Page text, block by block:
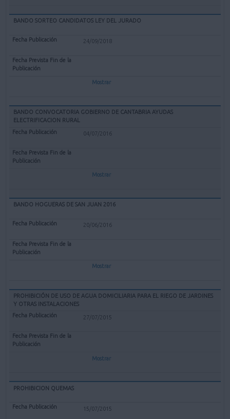
BANDO SORTEO CANDIDATOS LEY DEL JURADO
24/09/2018
Mostrar
BANDO CONVOCATORIA GOBIERNO DE CANTABRIA AYUDAS
ELECTRIFICACION RURAL
04/07/2016
Mostrar
BANDO HOGUERAS DE SAN JUAN 2016
20/06/2016
Mostrar
PROHIBICIÓN DE USO DE AGUA DOMICILIARIA PARA EL RIEGO DE JARDINES
Y OTRAS INSTALACIONES
27/07/2015
Mostrar
PROHIBICION QUEMAS
15/07/2015